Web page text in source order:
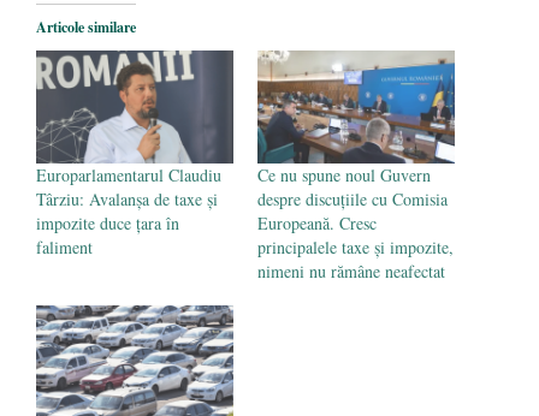
Legea Vexler produce efecte. Bustul
poetului Octavian Goga, înlăturat din Iași
- 16 aprilie 2026
Articole similare
Europarlamentarul Claudiu
Târziu: Avalanșa de taxe și
impozite duce țara în
faliment
Ce nu spune noul Guvern
despre discuțiile cu Comisia
Europeană. Cresc
principalele taxe și impozite,
nimeni nu rămâne neafectat